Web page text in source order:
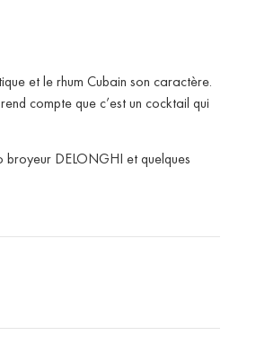
et le rhum Cubain son caractère.
compte que c’est un cocktail qui
DELONGHI et quelques